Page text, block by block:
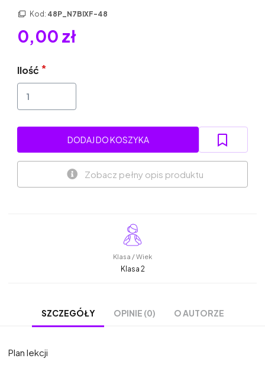
Kod: 48P_N7BIXF-48
0,00 zł
Ilość
DODAJ DO KOSZYKA
Zobacz pełny opis produktu
Klasa / Wiek
Klasa 2
SZCZEGÓŁY OPINIE (0) O AUTORZE
Plan lekcji